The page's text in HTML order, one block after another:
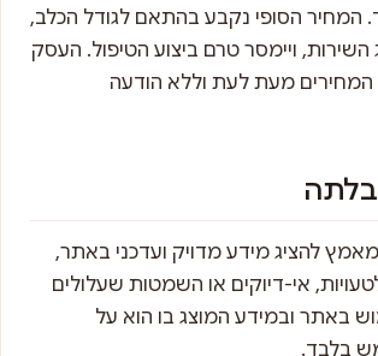
הסופי נקבע בהתאם לגודל הכלב,
השירות, ויימסר טרם ביצוע הטיפול. העסק
מעת לעת וללא הודעה
להציג מידע מדויק ועדכני באתר,
אי-דיוקים או השמטות שעלולים
באתר ובמידע המוצג בו הוא על
בלבד.